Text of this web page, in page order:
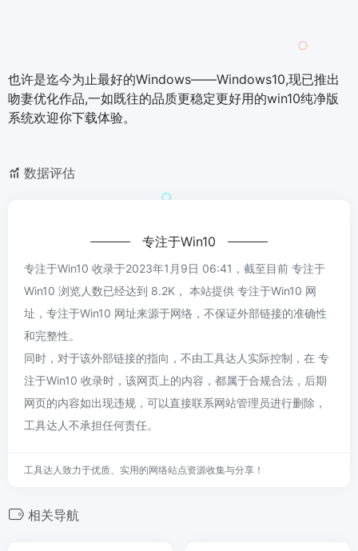
也许是迄今为止最好的Windows——Windows10,现已推出
吻妻优化作品,一如既往的品质更稳定更好用的win10纯净版
系统欢迎你下载体验。
数据评估
专注于Win10
专注于Win10 收录于2023年1月9日 06:41，截至目前 专注于
Win10 浏览人数已经达到 8.2K， 本站提供 专注于Win10 网
址，专注于Win10 网址来源于网络，不保证外部链接的准确性
和完整性。
同时，对于该外部链接的指向，不由工具达人实际控制，在 专
注于Win10 收录时，该网页上的内容，都属于合规合法，后期
网页的内容如出现违规，可以直接联系网站管理员进行删除，
工具达人不承担任何责任。
工具达人致力于优质、实用的网络站点资源收集与分享！
相关导航